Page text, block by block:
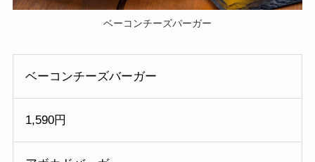
ベーコンチーズバーガー
ベーコンチーズバーガー
1,590円